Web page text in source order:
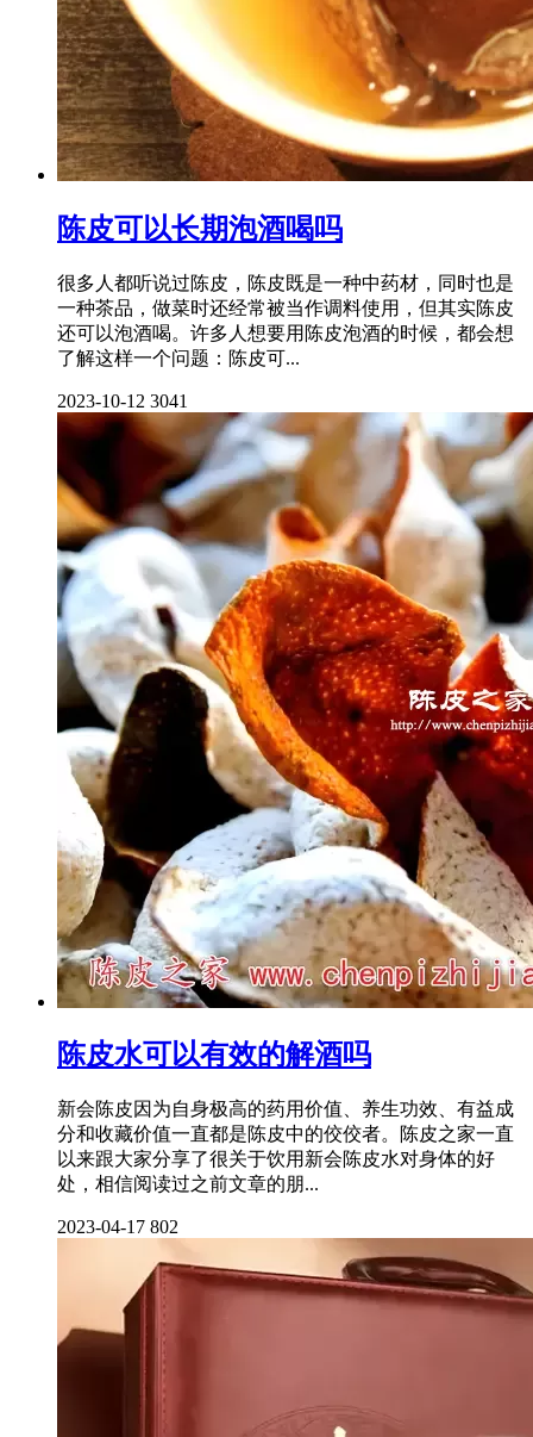
陈皮可以长期泡酒喝吗
很多人都听说过陈皮，陈皮既是一种中药材，同时也是
一种茶品，做菜时还经常被当作调料使用，但其实陈皮
还可以泡酒喝。许多人想要用陈皮泡酒的时候，都会想
了解这样一个问题：陈皮可...
2023-10-12 3041
陈皮水可以有效的解酒吗
新会陈皮因为自身极高的药用价值、养生功效、有益成
分和收藏价值一直都是陈皮中的佼佼者。陈皮之家一直
以来跟大家分享了很关于饮用新会陈皮水对身体的好
处，相信阅读过之前文章的朋...
2023-04-17 802